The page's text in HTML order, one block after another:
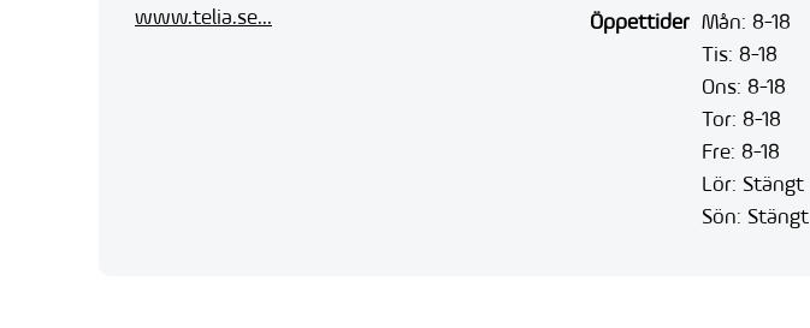
www.telia.se...
Öppettider Mån: 8-18
Tis: 8-18
Ons: 8-18
Tor: 8-18
Fre: 8-18
Lör: Stängt
Sön: Stängt